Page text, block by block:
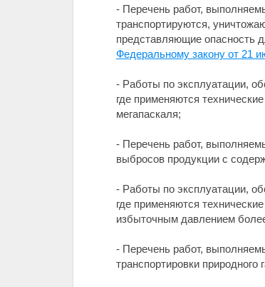
- Перечень работ,
транспортируются,
представляющие опасность
Федеральному закону от 21
- Работы по эксплуатации,
где применяются
мегапаскаля;
- Перечень работ,
выбросов продукции с
- Работы по эксплуатации,
где применяются
избыточным давлением
- Перечень работ,
транспортировки